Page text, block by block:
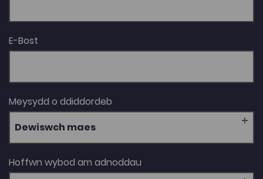
E-Bost
Meysydd o ddiddordeb
Dewiswch maes
Hoffwn wybod am adnoddau